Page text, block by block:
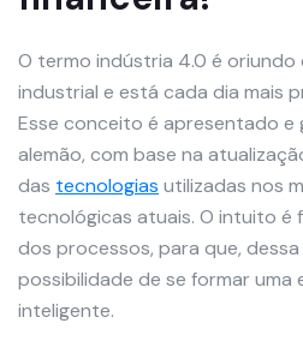
O termo indústria 4.0 é
industrial e está cada dia mais
Esse conceito é apresentado e
alemão, com base na
das tecnologias utilizadas nos
tecnológicas atuais. O intuito é
dos processos, para que,
possibilidade de se formar uma
inteligente.